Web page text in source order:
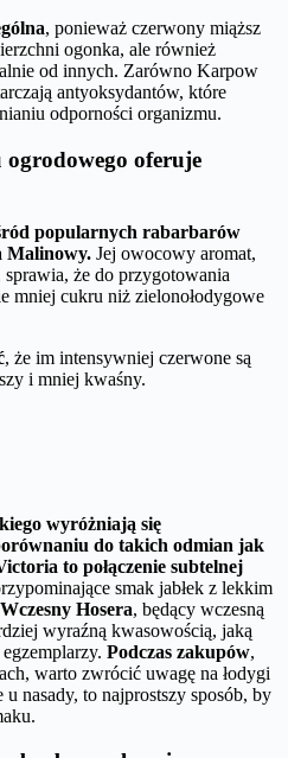
, ponieważ czerwony miąższ
ogonka, ale również
od innych. Zarówno Karpow
antyoksydantów, które
odporności organizmu.
oferuje
popularnych rabarbarów
Malinowy. Jej owocowy aromat,
że do przygotowania
mniej cukru niż zielonołodygowe
, że im intensywniej czerwone są
i mniej kwaśny.
wyróżniają się
do takich odmian jak
to połączenie subtelnej
smak jabłek z lekkim
Wczesny Hosera, będący wczesną
wyraźną kwasowością, jaką
Podczas zakupów,
warto zwrócić uwagę na łodygi
nasady, to najprostszy sposób, by